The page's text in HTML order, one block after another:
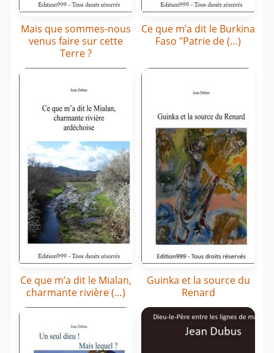
Mais que sommes-nous
venus faire sur cette
Terre ?
Ce que m’a dit le Burkina
Faso "Patrie de (…)
Ce que m’a dit le Mialan,
charmante rivière (…)
Guinka et la source du
Renard